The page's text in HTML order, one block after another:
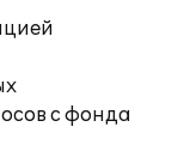
с фонда